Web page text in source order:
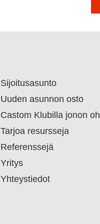
Sijoitusasunto
Uuden asunnon osto
Castom Klubilla jonon
Tarjoa resursseja
Referenssejä
Yritys
Yhteystiedot